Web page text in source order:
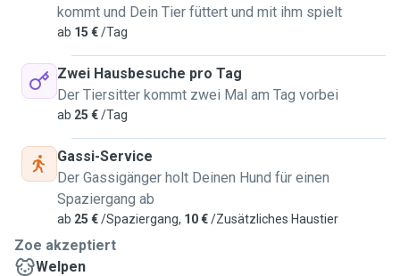
kommt und Dein Tier füttert und mit ihm spielt
ab 15 €/Tag
Zwei Hausbesuche pro Tag
Der Tiersitter kommt zwei Mal am Tag vorbei
ab 25 €/Tag
Gassi-Service
Der Gassigänger holt Deinen Hund für einen
Spaziergang ab
ab 25 €/Spaziergang, 10 €/Zusätzliches Haustier
Zoe akzeptiert
Welpen